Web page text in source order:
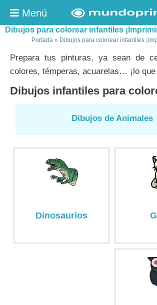
Menú
Dibujos para colorear infantiles
Portada» Dibujos para colorear infantiles
Prepara tus pinturas, ya sean de
colores, témperas, acuarelas… ¡lo
Dibujos infantiles para
Dibujos de Animales
Dinosaurios